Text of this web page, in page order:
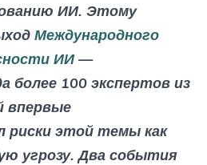
ИИ. Этому
Международного
ИИ—
более 100 экспертов из
впервые
риски этой темы как
угрозу. Два события